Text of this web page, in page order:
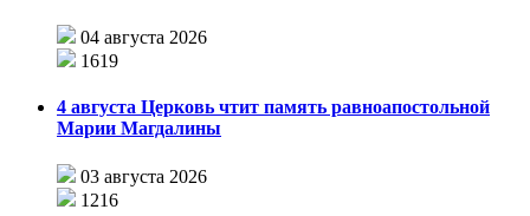
04 августа 2026
1619
4 августа Церковь чтит память равноапостольной
Марии Магдалины
03 августа 2026
1216